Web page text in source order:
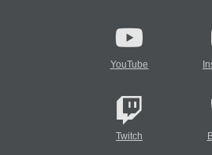
YouTube
Twitch